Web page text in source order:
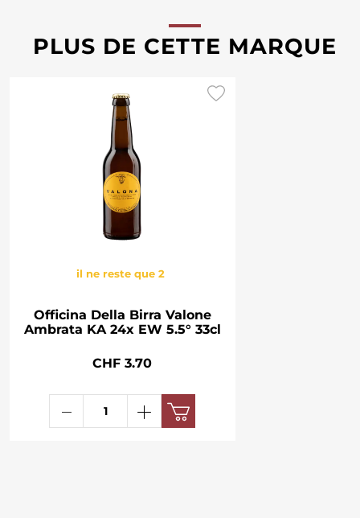
PLUS DE CETTE MARQUE
il ne reste que 2
Officina Della Birra Valone
Ambrata KA 24x EW 5.5° 33cl
CHF 3.70